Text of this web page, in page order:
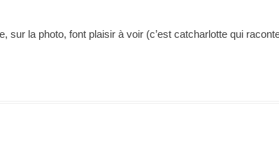
sur la photo, font plaisir à voir (c’est catcharlotte qui